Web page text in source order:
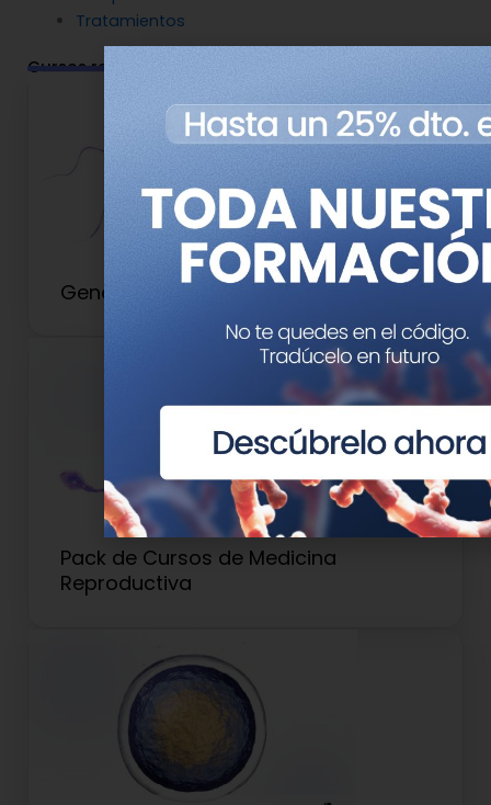
Tratamientos
Cursos relacionados
Genética Reproductiva
Pack de Cursos de Medicina
Reproductiva